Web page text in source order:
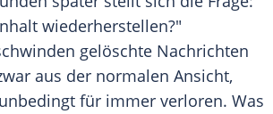
wiederherstellen?"
gelöschte Nachrichten
aus der normalen Ansicht,
für immer verloren. Was